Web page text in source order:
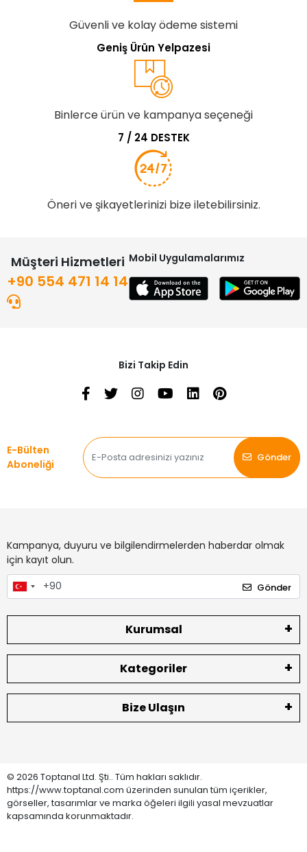
Güvenli ve kolay ödeme sistemi
Geniş Ürün Yelpazesi
Binlerce ürün ve kampanya seçeneği
7 / 24 DESTEK
Öneri ve şikayetlerinizi bize iletebilirsiniz.
Müşteri Hizmetleri
+90 554 471 14 14
Mobil Uygulamalarımız
Bizi Takip Edin
E-Bülten
Aboneliği
Gönder
Kampanya, duyuru ve bilgilendirmelerden haberdar olmak
için kayıt olun.
Gönder
Kurumsal
Kategoriler
Bize Ulaşın
© 2026 Toptanal Ltd. Şti.. Tüm hakları saklıdır.
https://www.toptanal.com üzerinden sunulan tüm içerikler,
görseller, tasarımlar ve marka öğeleri ilgili yasal mevzuatlar
kapsamında korunmaktadır.